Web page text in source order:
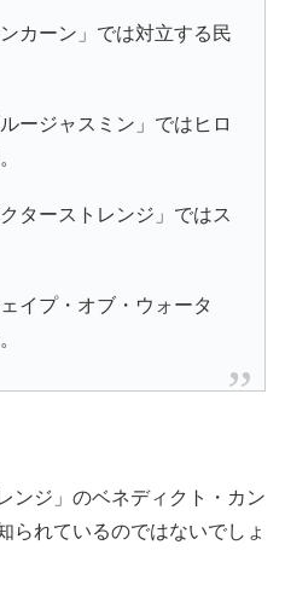
カーン」では対立する民
ージャスミン」ではヒロ
ターストレンジ」ではス
イプ・オブ・ウォータ
ンジ」 のベネディクト・カン
られているのではないでしょ